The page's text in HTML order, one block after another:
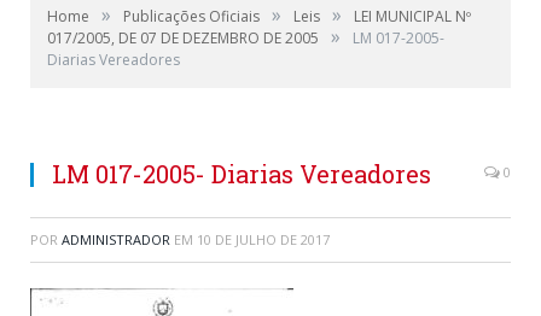
Home » Publicações Oficiais » Leis »
LEI MUNICIPAL Nº
017/2005, DE 07 DE DEZEMBRO DE 2005
»
LM 017-2005-
Diarias Vereadores
LM 017-2005- Diarias Vereadores 0
POR ADMINISTRADOR EM 10 DE JULHO DE 2017